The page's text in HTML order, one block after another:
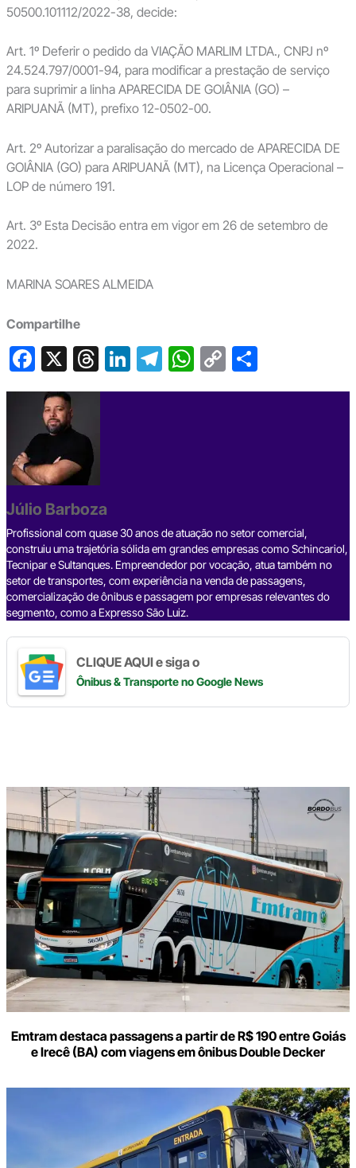
50500.101112/2022-38, decide:
Art. 1º Deferir o pedido da VIAÇÃO MARLIM LTDA., CNPJ nº
24.524.797/0001-94, para modificar a prestação de serviço
para suprimir a linha APARECIDA DE GOIÂNIA (GO) –
ARIPUANÃ (MT), prefixo 12-0502-00.
Art. 2º Autorizar a paralisação do mercado de APARECIDA DE
GOIÂNIA (GO) para ARIPUANÃ (MT), na Licença Operacional –
LOP de número 191.
Art. 3º Esta Decisão entra em vigor em 26 de setembro de
2022.
MARINA SOARES ALMEIDA
Compartilhe
F
a
c
e
b
o
o
k
X T
hr
s
Li
n
T
el
W
h
C
o
S
h
Júlio Barboza
Profissional com quase 30 anos de atuação no setor comercial,
construiu uma trajetória sólida em grandes empresas como Schincariol,
Tecnipar e Sultanques. Empreendedor por vocação, atua também no
setor de transportes, com experiência na venda de passagens,
comercialização de ônibus e passagem por empresas relevantes do
segmento, como a Expresso São Luiz.
CLIQUE AQUI e siga o
Ônibus & Transporteno Google News
Emtram destaca passagens a partir de R$ 190 entre Goiás
e Irecê (BA) com viagens em ônibus Double Decker
Digite
aqui
o
seu
e-
mail